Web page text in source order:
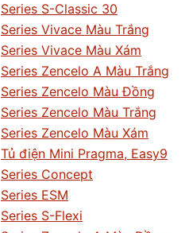
Series S-Classic 30
Series Vivace Màu Trắng
Series Vivace Màu Xám
Series Zencelo A Màu Trắng
Series Zencelo Màu Đồng
Series Zencelo Màu Trắng
Series Zencelo Màu Xám
Tủ điện Mini Pragma, Easy9
Series Concept
Series ESM
Series S-Flexi